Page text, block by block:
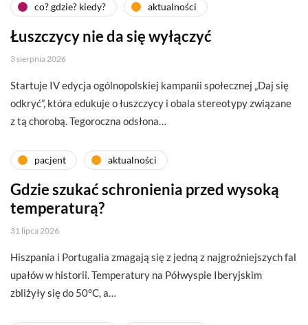
co? gdzie? kiedy? aktualności
Łuszczycy nie da się wyłączyć
3 sierpnia 2026
Startuje IV edycja ogólnopolskiej kampanii społecznej „Daj się
odkryć”, która edukuje o łuszczycy i obala stereotypy związane
z tą chorobą. Tegoroczna odsłona…
pacjent aktualności
Gdzie szukać schronienia przed wysoką
temperaturą?
31 lipca 2026
Hiszpania i Portugalia zmagają się z jedną z najgroźniejszych fal
upałów w historii. Temperatury na Półwyspie Iberyjskim
zbliżyły się do 50°C, a…